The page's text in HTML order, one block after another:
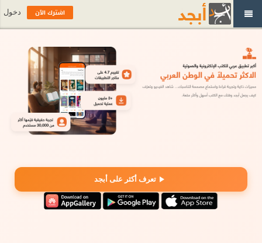
تعرف أكثر على أبجد
اشترك الآن دخول